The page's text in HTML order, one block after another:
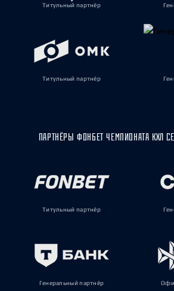
Титульный партнёр
Титульный партнёр
ПАРТНЁРЫ ФОНБЕТ ЧЕМПИОНАТА КХЛ
Титульный партнёр
Генеральный партнёр